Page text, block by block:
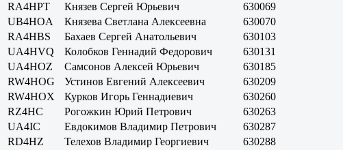
RA4HPT
Князев Сергей Юрьевич
630069
UB4HOA
Князева Светлана Алексеевна
630070
RA4HBS
Бахаев Сергей Анатольевич
630103
UA4HVQ
Колобков Геннадий Федорович
630131
UA4HOZ
Самсонов Алексей Юрьевич
630185
RW4HOG
Устинов Евгений Алексеевич
630209
RW4HOX
Курков Игорь Геннадиевич
630260
RZ4HC
Рогожкин Юрий Петрович
630263
UA4IC
Евдокимов Владимир Петрович
630287
RD4HZ
Телехов Владимир Георгиевич
630288